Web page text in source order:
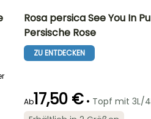
70 cm
Blütezeit
Geeigneter
Zeitraum für die
Rosa persica See You In
Persische Rose
ZU ENTDECKEN
Ab17,50 € • Topf mit 3L/